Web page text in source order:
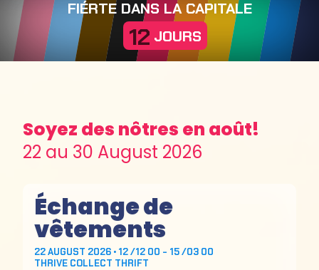
FIÉRTE DANS LA CAPITALE
12JOURS
Soyez des nôtres en août!
22 au 30 August 2026
Échange de
vêtements
22 AUGUST 2026 • 12 /12 00 - 15 /03 00
THRIVE COLLECT THRIFT